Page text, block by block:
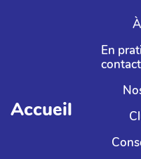
Aller au contenu
Accueil
En
contact